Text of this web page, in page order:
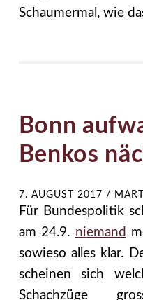
Schaumermal, wie
Bonn
Benkos
7. AUGUST 2017 /
Für Bundespolitik
am 24.9. niemand
sowieso alles klar.
scheinen sich
Schachzüge